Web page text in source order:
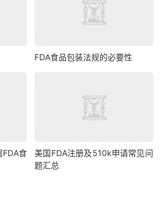
FDA食品包装法规的必要性
FDA食
美国FDA注册及510k申请常见问
题汇总